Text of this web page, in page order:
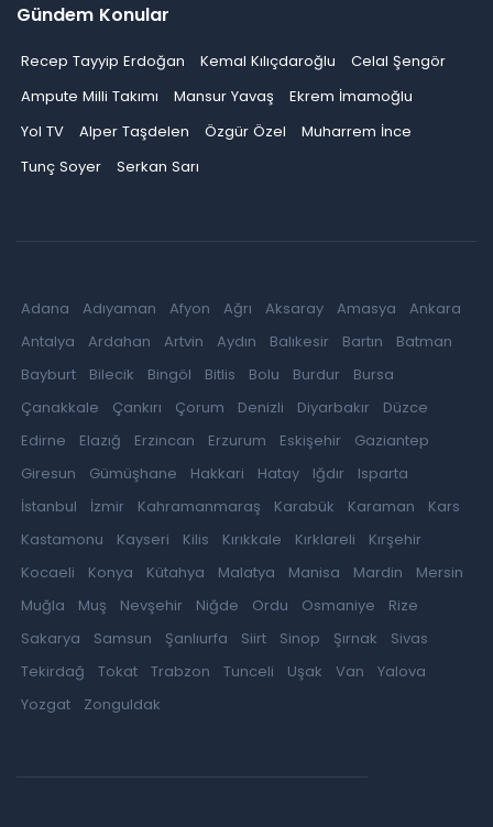
Gündem Konular
Recep Tayyip Erdoğan Kemal Kılıçdaroğlu
Celal Şengör
Ampute Milli Takımı
Mansur Yavaş
Ekrem İmamoğlu
Yol TV
Alper Taşdelen Özgür Özel
Muharrem İnce
Tunç Soyer
Serkan Sarı
Adana Adıyaman Afyon Ağrı Aksaray Amasya
Ankara
Antalya
Ardahan Artvin Aydın Balıkesir Bartın
Batman
Bayburt
Bilecik Bingöl Bitlis Bolu Burdur
Bursa
Çanakkale
Çankırı Çorum Denizli Diyarbakır
Düzce
Edirne
Elazığ Erzincan Erzurum Eskişehir
Gaziantep
Giresun
Gümüşhane Hakkari Hatay Iğdır
Isparta
İstanbul
İzmir Kahramanmaraş Karabük Karaman
Kars
Kastamonu
Kayseri Kilis Kırıkkale Kırklareli
Kırşehir
Kocaeli
Konya Kütahya Malatya Manisa Mardin
Mersin
Muğla
Muş Nevşehir Niğde Ordu Osmaniye
Rize
Sakarya
Samsun Şanlıurfa Siirt Sinop Şırnak
Sivas
Tekirdağ
Tokat Trabzon Tunceli Uşak Van
Yalova
Yozgat
Zonguldak